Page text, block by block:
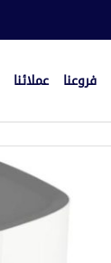
فروعنا عملائنا